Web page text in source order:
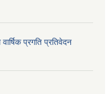
प्रगति प्रतिवेदन